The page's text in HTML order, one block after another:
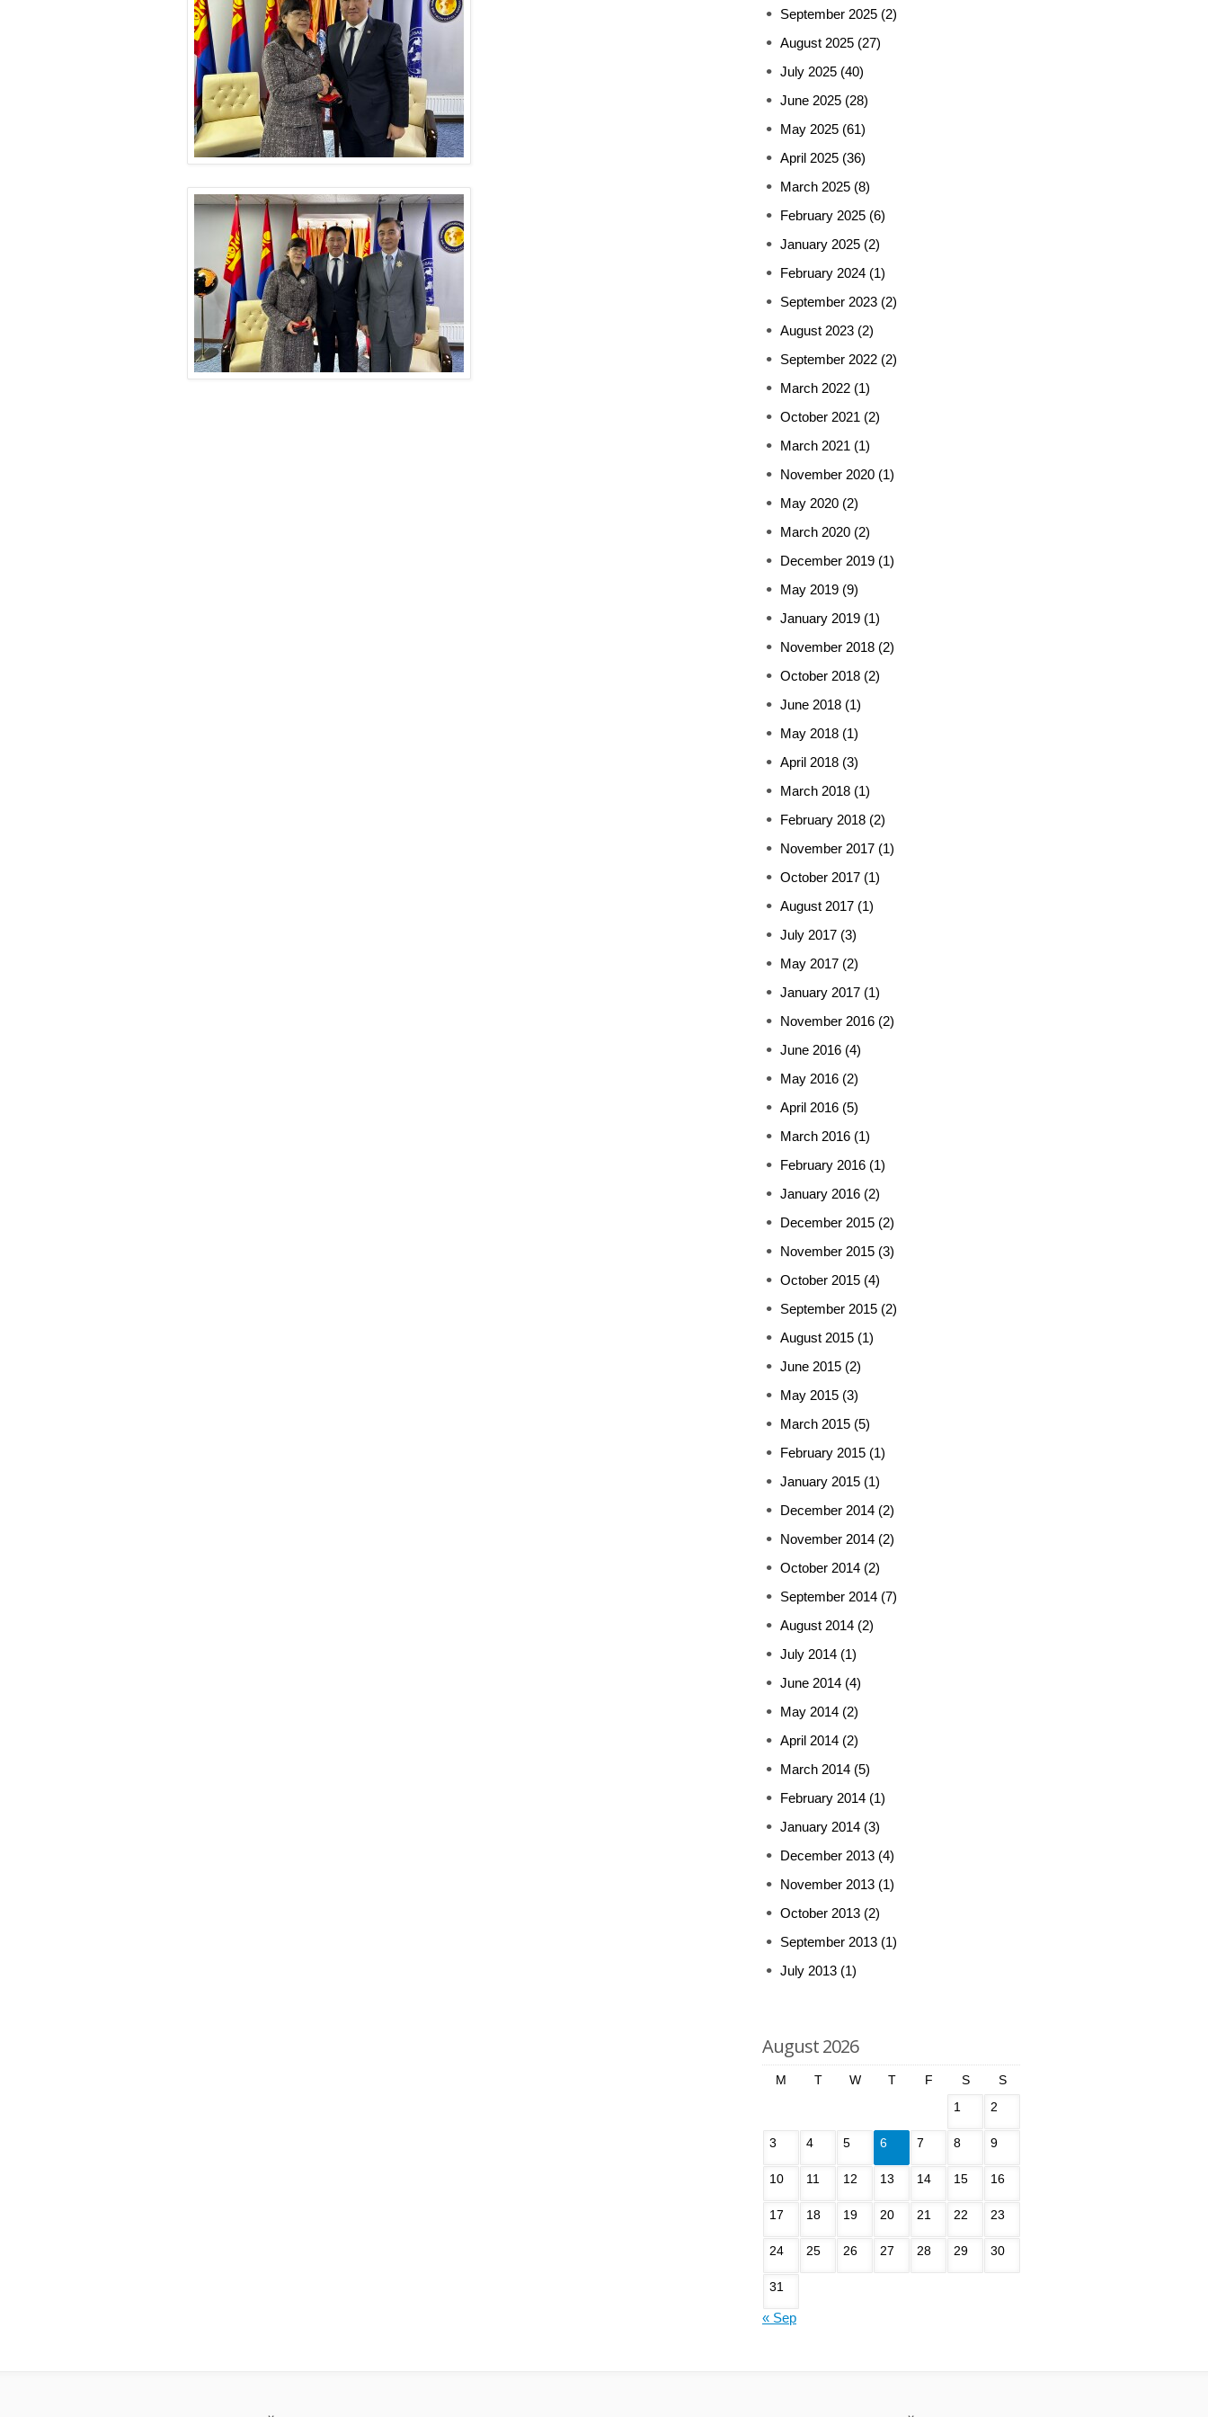
September 2025 (2)
August 2025 (27)
July 2025 (40)
June 2025 (28)
May 2025 (61)
April 2025 (36)
March 2025 (8)
February 2025 (6)
January 2025 (2)
February 2024 (1)
September 2023 (2)
August 2023 (2)
September 2022 (2)
March 2022 (1)
October 2021 (2)
March 2021 (1)
November 2020 (1)
May 2020 (2)
March 2020 (2)
December 2019 (1)
May 2019 (9)
January 2019 (1)
November 2018 (2)
October 2018 (2)
June 2018 (1)
May 2018 (1)
April 2018 (3)
March 2018 (1)
February 2018 (2)
November 2017 (1)
October 2017 (1)
August 2017 (1)
July 2017 (3)
May 2017 (2)
January 2017 (1)
November 2016 (2)
June 2016 (4)
May 2016 (2)
April 2016 (5)
March 2016 (1)
February 2016 (1)
January 2016 (2)
December 2015 (2)
November 2015 (3)
October 2015 (4)
September 2015 (2)
August 2015 (1)
June 2015 (2)
May 2015 (3)
March 2015 (5)
February 2015 (1)
January 2015 (1)
December 2014 (2)
November 2014 (2)
October 2014 (2)
September 2014 (7)
August 2014 (2)
July 2014 (1)
June 2014 (4)
May 2014 (2)
April 2014 (2)
March 2014 (5)
February 2014 (1)
January 2014 (3)
December 2013 (4)
November 2013 (1)
October 2013 (2)
September 2013 (1)
July 2013 (1)
August 2026
M T W T F S
S
1
2
3 4 5 6 7 8 9
10 11 12 13 14 15 16
17 18 19 20 21 22 23
24 25 26 27 28 29 30
31
« Sep